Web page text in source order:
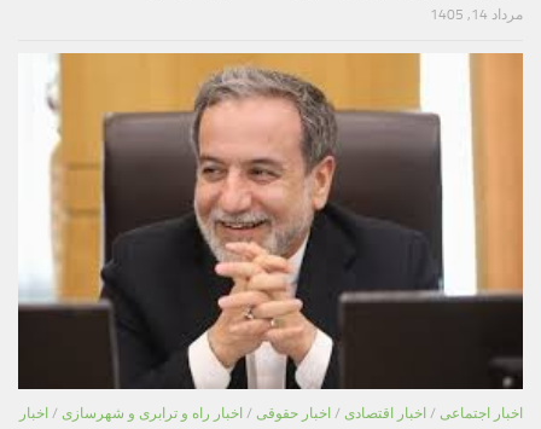
مرداد 14, 1405
اخبار اجتماعی / اخبار اقتصادی / اخبار حقوقی / اخبار راه و ترابری و شهرسازی / اخبار